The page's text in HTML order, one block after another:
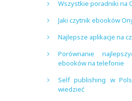
Wszystkie poradniki na
Jaki czytnik ebooków
Najlepsze aplikacje na
Porównanie
ebooków na telefonie
Self publishing w
wiedzieć